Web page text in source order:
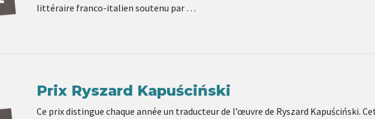
littéraire franco-italien soutenu par …
Prix Ryszard Kapuściński
Ce prix distingue chaque année un traducteur de l’œuvre de Ryszard Kapuściński.